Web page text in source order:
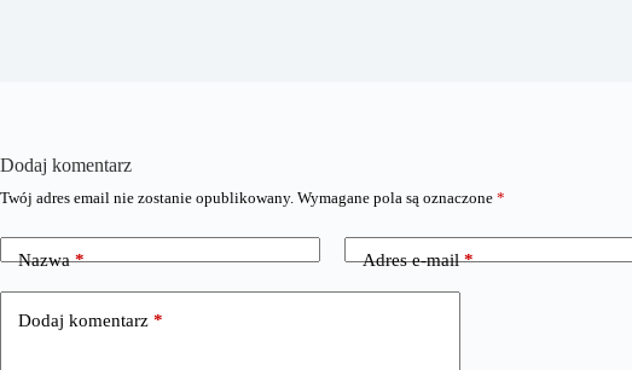
Dodaj komentarz
Twój adres email nie zostanie opublikowany. Wymagane pola są oznaczone *
Nazwa* Adres e-mail*
Dodaj komentarz *